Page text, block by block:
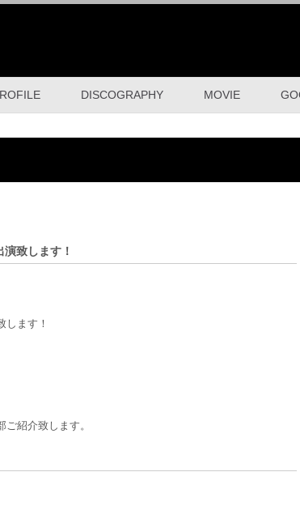
DISCOGRAPHY MOVIE
致します！
します！
紹介致します。